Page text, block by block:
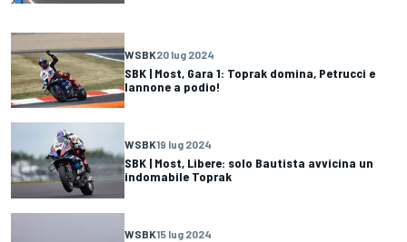
WSBK20 lug 2024
SBK | Most, Gara 1: Toprak domina, Petrucci e
Iannone a podio!
WSBK19 lug 2024
SBK | Most, Libere: solo Bautista avvicina un
indomabile Toprak
WSBK15 lug 2024